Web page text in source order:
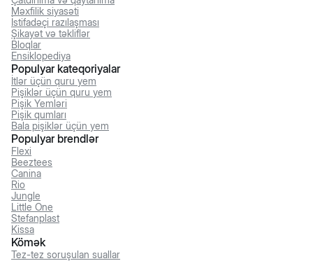
Məxfilik siyasəti
İstifadəçi razılaşması
Şikayət və təkliflər
Bloqlar
Ensiklopediya
Populyar kateqoriyalar
İtlər üçün quru yem
Pişiklər üçün quru yem
Pişik Yemləri
Pişik qumları
Bala pişiklər üçün yem
Populyar brendlər
Flexi
Beeztees
Canina
Rio
Jungle
Little One
Stefanplast
Kissa
Kömək
Tez-tez soruşulan suallar